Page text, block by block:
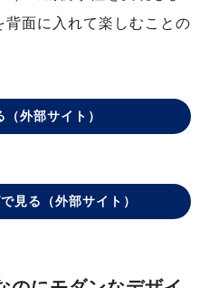
背面に入れて楽しむことの
外部サイト）
見る（外部サイト）